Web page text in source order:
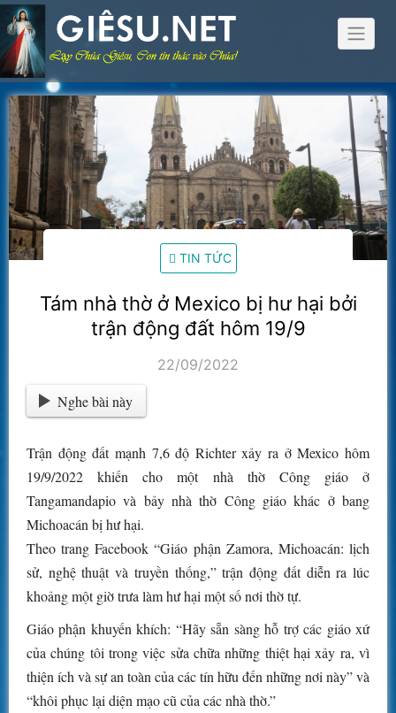
Skip
to
content
TIN TỨC
Tám nhà thờ ở Mexico bị hư hại bởi
trận động đất hôm 19/9
22/09/2022
Nghe bài này
Trận động đất mạnh 7,6 độ Richter xảy ra ở Mexico hôm
19/9/2022 khiến cho một nhà thờ Công giáo ở
Tangamandapio và bảy nhà thờ Công giáo khác ở bang
Michoacán bị hư hại.
Theo trang Facebook “Giáo phận Zamora, Michoacán: lịch
sử, nghệ thuật và truyền thống,” trận động đất diễn ra lúc
khoảng một giờ trưa làm hư hại một số nơi thờ tự.
Giáo phận khuyến khích: “Hãy sẵn sàng hỗ trợ các giáo xứ
của chúng tôi trong việc sửa chữa những thiệt hại xảy ra, vì
thiện ích và sự an toàn của các tín hữu đến những nơi này” và
“khôi phục lại diện mạo cũ của các nhà thờ.”